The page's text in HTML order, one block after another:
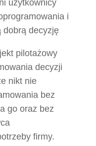
użytkownicy
i
dobrą decyzję
pilotażowy
decyzji
nikt nie
bez
go oraz bez
firmy.